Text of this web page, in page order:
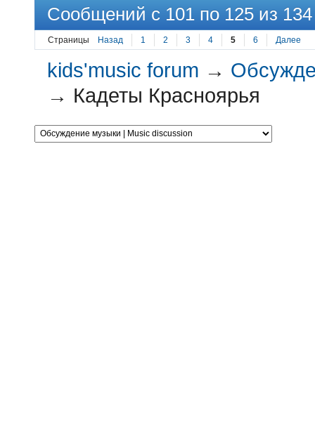
Сообщений с 101 по 125 из 134
Страницы Назад 1 2 3 4 5 6 Далее
kids'music forum →
→ Кадеты Красноярья